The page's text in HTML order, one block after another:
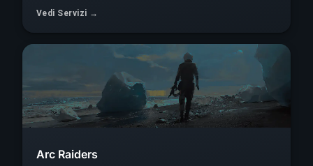
Vedi Servizi →
Arc Raiders